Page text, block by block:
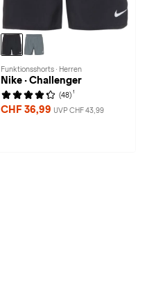
Funktionsshorts · Herren
Nike · Challenger
(48) 1
CHF 36,99 UVP CHF 43,99